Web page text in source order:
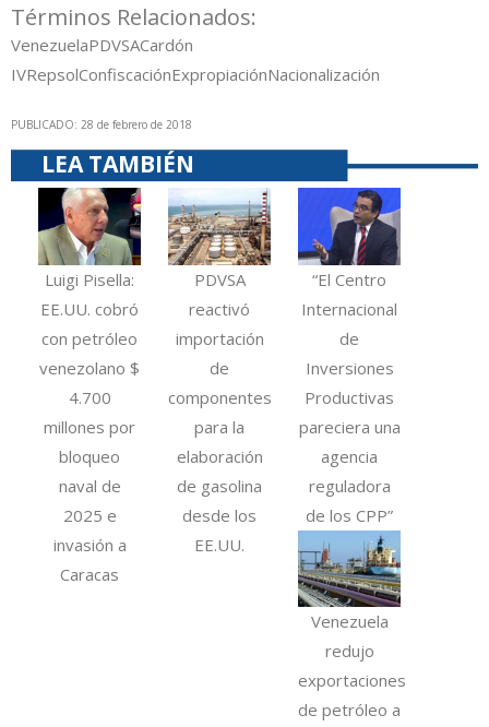
Términos Relacionados:
VenezuelaPDVSACardón
IVRepsolConfiscaciónExpropiaciónNacionalización
PUBLICADO: 28 de febrero de 2018
LEA TAMBIÉN
Luigi Pisella:
EE.UU. cobró
con petróleo
venezolano $
4.700
millones por
bloqueo
naval de
2025 e
invasión a
Caracas
PDVSA
reactivó
importación
de
componentes
para la
elaboración
de gasolina
desde los
EE.UU.
“El Centro
Internacional
de
Inversiones
Productivas
pareciera una
agencia
reguladora
de los CPP”
Venezuela
redujo
exportaciones
de petróleo a